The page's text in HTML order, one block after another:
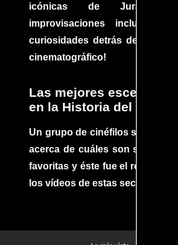
icónicas de Jurassic
improvisaciones incluidas.
curiosidades detrás del rodaje
cinematográfico!
Las mejores escenas de
en la Historia del cine
Un grupo de cinéfilos se
acerca de cuáles son sus
favoritas y éste fue el resultado.
los vídeos de estas secuencias